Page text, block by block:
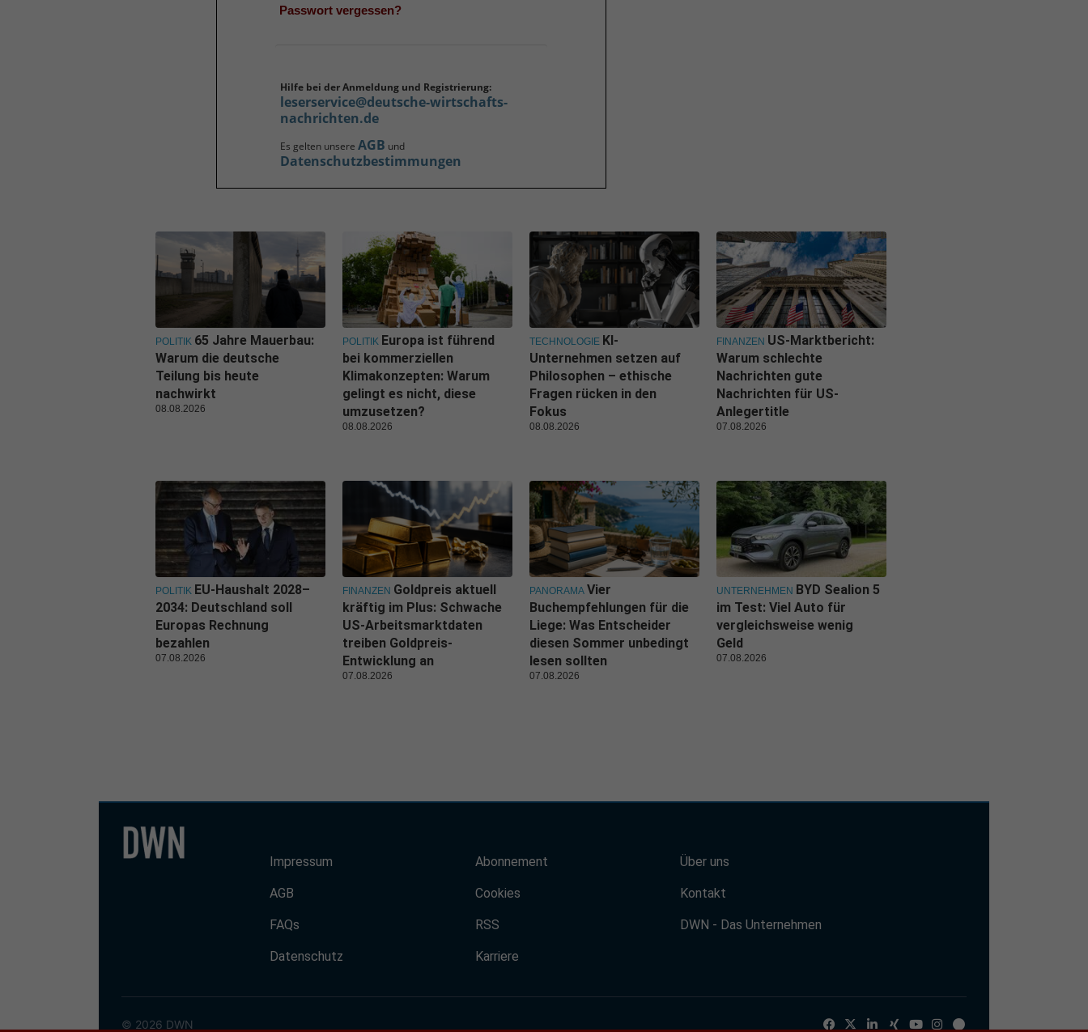
Passwort vergessen?
Hilfe bei der Anmeldung und Registrierung:
leserservice@deutsche-wirtschafts-
nachrichten.de
Es gelten unsere AGB und
Datenschutzbestimmungen
POLITIK 65 Jahre Mauerbau:
Warum die deutsche
Teilung bis heute
nachwirkt
08.08.2026
POLITIK Europa ist führend
bei kommerziellen
Klimakonzepten: Warum
gelingt es nicht, diese
umzusetzen?
08.08.2026
TECHNOLOGIE KI-
Unternehmen setzen auf
Philosophen – ethische
Fragen rücken in den
Fokus
08.08.2026
FINANZEN US-Marktbericht:
Warum schlechte
Nachrichten gute
Nachrichten für US-
Anlegertitle
07.08.2026
POLITIK EU-Haushalt 2028–
2034: Deutschland soll
Europas Rechnung
bezahlen
07.08.2026
FINANZEN Goldpreis aktuell
kräftig im Plus: Schwache
US-Arbeitsmarktdaten
treiben Goldpreis-
Entwicklung an
07.08.2026
PANORAMA Vier
Buchempfehlungen für die
Liege: Was Entscheider
diesen Sommer unbedingt
lesen sollten
07.08.2026
UNTERNEHMEN BYD Sealion 5
im Test: Viel Auto für
vergleichsweise wenig
Geld
07.08.2026
Impressum
AGB
FAQs
Datenschutz
Abonnement
Cookies
RSS
Karriere
Über uns
Kontakt
DWN - Das Unternehmen
© 2026 DWN